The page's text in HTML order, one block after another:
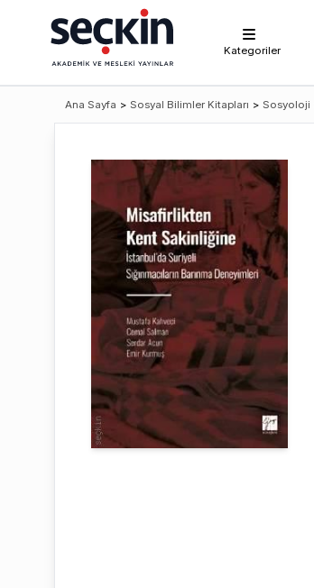
Kategoriler
Ana Sayfa > Sosyal Bilimler Kitapları > Sosyoloji